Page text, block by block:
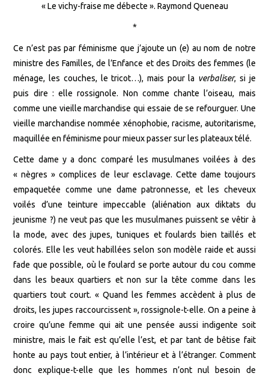
« Le vichy-fraise me débecte ». Raymond Queneau
*
Ce n’est pas par féminisme que j’ajoute un (e) au nom de notre
ministre des Familles, de l’Enfance et des Droits des femmes (le
ménage, les couches, le tricot…), mais pour la verbaliser, si je
puis dire : elle rossignole. Non comme chante l’oiseau, mais
comme une vieille marchandise qui essaie de se refourguer. Une
vieille marchandise nommée xénophobie, racisme, autoritarisme,
maquillée en féminisme pour mieux passer sur les plateaux télé.
Cette dame y a donc comparé les musulmanes voilées à des
« nègres » complices de leur esclavage. Cette dame toujours
empaquetée comme une dame patronnesse, et les cheveux
voilés d’une teinture impeccable (aliénation aux diktats du
jeunisme ?) ne veut pas que les musulmanes puissent se vêtir à
la mode, avec des jupes, tuniques et foulards bien taillés et
colorés. Elle les veut habillées selon son modèle raide et aussi
fade que possible, où le foulard se porte autour du cou comme
dans les beaux quartiers et non sur la tête comme dans les
quartiers tout court. « Quand les femmes accèdent à plus de
droits, les jupes raccourcissent », rossignole-t-elle. On a peine à
croire qu’une femme qui ait une pensée aussi indigente soit
ministre, mais le fait est qu’elle l’est, et par tant de bêtise fait
honte au pays tout entier, à l’intérieur et à l’étranger. Comment
donc explique-t-elle que les hommes n’ont nul besoin de